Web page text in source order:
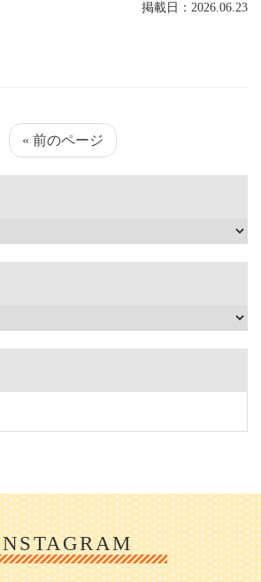
掲載日：2026.06.23
« 前のページ